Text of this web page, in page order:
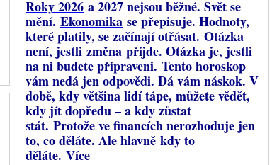
Roky 2026 a 2027 nejsou běžné. Svět se
mění. Ekonomika se přepisuje. Hodnoty,
které platily, se začínají otřásat. Otázka
není, jestli změna přijde. Otázka je, jestli
na ni budete připraveni. Tento horoskop
vám nedá jen odpovědi. Dá vám náskok. V
době, kdy většina lidí tápe, můžete vědět,
kdy jít dopředu – a kdy zůstat
stát. Protože ve financích nerozhoduje jen
to, co děláte. Ale hlavně kdy to
děláte. Více